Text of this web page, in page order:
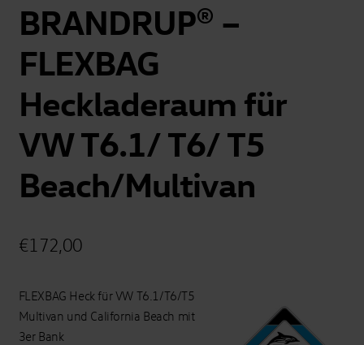
BRANDRUP® –
FLEXBAG
Heckladeraum für
VW T6.1/ T6/ T5
Beach/Multivan
€172,00
FLEXBAG Heck für VW T6.1/T6/T5
Multivan und California Beach mit
3er Bank